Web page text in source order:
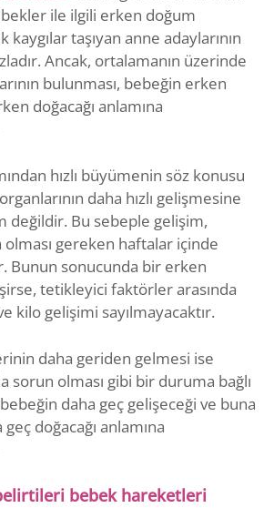
ile ilgili erken doğum
taşıyan anne adaylarının
Ancak, ortalamanın üzerinde
bulunması, bebeğin erken
doğacağı anlamına
hızlı büyümenin söz konusu
daha hızlı gelişmesine
değildir. Bu sebeple gelişim,
gereken haftalar içinde
Bunun sonucunda bir erken
tetikleyici faktörler arasında
kilo gelişimi sayılmayacaktır.
daha geriden gelmesi ise
sorun olması gibi bir duruma bağlı
daha geç gelişeceği ve buna
doğacağı anlamına
bebek hareketleri